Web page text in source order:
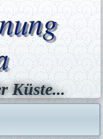
Küste...